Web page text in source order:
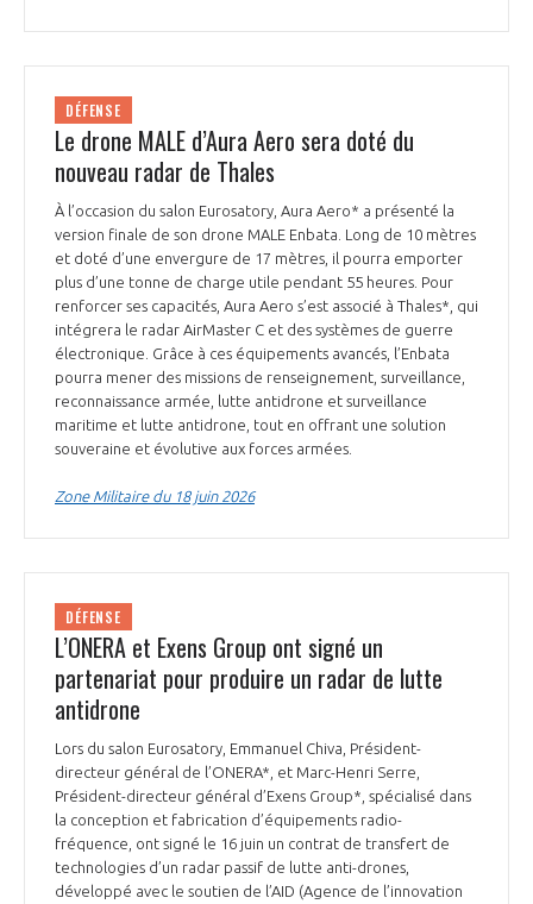
DÉFENSE
Le drone MALE d’Aura Aero sera doté du
nouveau radar de Thales
À l’occasion du salon Eurosatory, Aura Aero* a présenté la
version finale de son drone MALE Enbata. Long de 10 mètres
et doté d’une envergure de 17 mètres, il pourra emporter
plus d’une tonne de charge utile pendant 55 heures. Pour
renforcer ses capacités, Aura Aero s’est associé à Thales*, qui
intégrera le radar AirMaster C et des systèmes de guerre
électronique. Grâce à ces équipements avancés, l’Enbata
pourra mener des missions de renseignement, surveillance,
reconnaissance armée, lutte antidrone et surveillance
maritime et lutte antidrone, tout en offrant une solution
souveraine et évolutive aux forces armées.
Zone Militaire du 18 juin 2026
DÉFENSE
L’ONERA et Exens Group ont signé un
partenariat pour produire un radar de lutte
antidrone
Lors du salon Eurosatory, Emmanuel Chiva, Président-
directeur général de l’ONERA*, et Marc-Henri Serre,
Président-directeur général d’Exens Group*, spécialisé dans
la conception et fabrication d’équipements radio-
fréquence, ont signé le 16 juin un contrat de transfert de
technologies d’un radar passif de lutte anti-drones,
développé avec le soutien de l’AID (Agence de l’innovation